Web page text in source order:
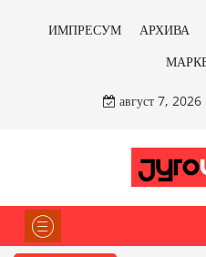
ИМПРЕСУМ АРХИВА
август 7, 2026